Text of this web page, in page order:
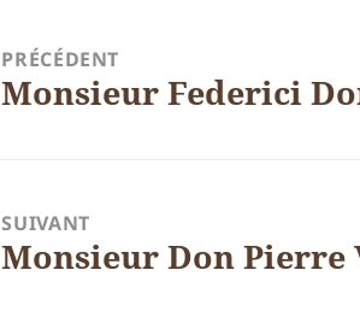
PRÉCÉDENT
Article
Monsieur Federici
SUIVANT
Article
Monsieur Don Pierre